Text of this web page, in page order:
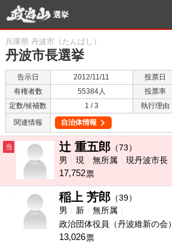
選挙
兵庫県 丹波市（たんばし）
丹波市長選挙
告示日 2012/11/11 投票日
有権者数
55384人 投票率
定数/候補数
1 / 3 執行理由
関連情報
自治体情報
当 辻 重五郎 （73）
男
現 無所属 現丹波市長
17,752票
稲上 芳郎 （39）
男
新
無所属
政治団体役員（丹波維新の会）
13,026票